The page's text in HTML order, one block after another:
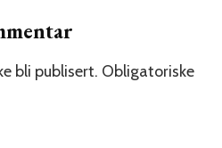
bli publisert. Obligatoriske